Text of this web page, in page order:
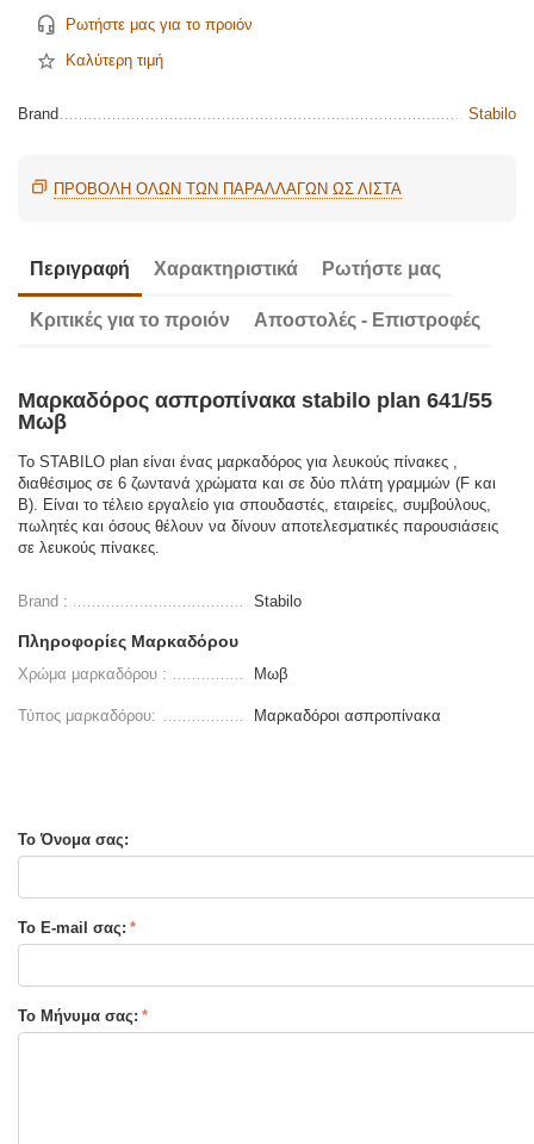
Ρωτήστε μας για το προιόν
Καλύτερη τιμή
Brand Stabilo
ΠΡΟΒΟΛΗ ΟΛΩΝ ΤΩΝ ΠΑΡΑΛΛΑΓΏΝ ΩΣ ΛΊΣΤΑ
Περιγραφή Χαρακτηριστικά Ρωτήστε μας
Κριτικές για το προιόν Αποστολές - Επιστροφές
Μαρκαδόρος ασπροπίνακα stabilo plan 641/55
Μωβ
Το STABILO plan είναι ένας μαρκαδόρος για λευκούς πίνακες ,
διαθέσιμος σε 6 ζωντανά χρώματα και σε δύο πλάτη γραμμών (F και
B). Είναι το τέλειο εργαλείο για σπουδαστές, εταιρείες, συμβούλους,
πωλητές και όσους θέλουν να δίνουν αποτελεσματικές παρουσιάσεις
σε λευκούς πίνακες.
Brand : Stabilo
Πληροφορίες Μαρκαδόρου
Χρώμα μαρκαδόρου : Μωβ
Τύπος μαρκαδόρου: Μαρκαδόροι ασπροπίνακα
Το Όνομα σας:
Το E-mail σας:
Το Μήνυμα σας: